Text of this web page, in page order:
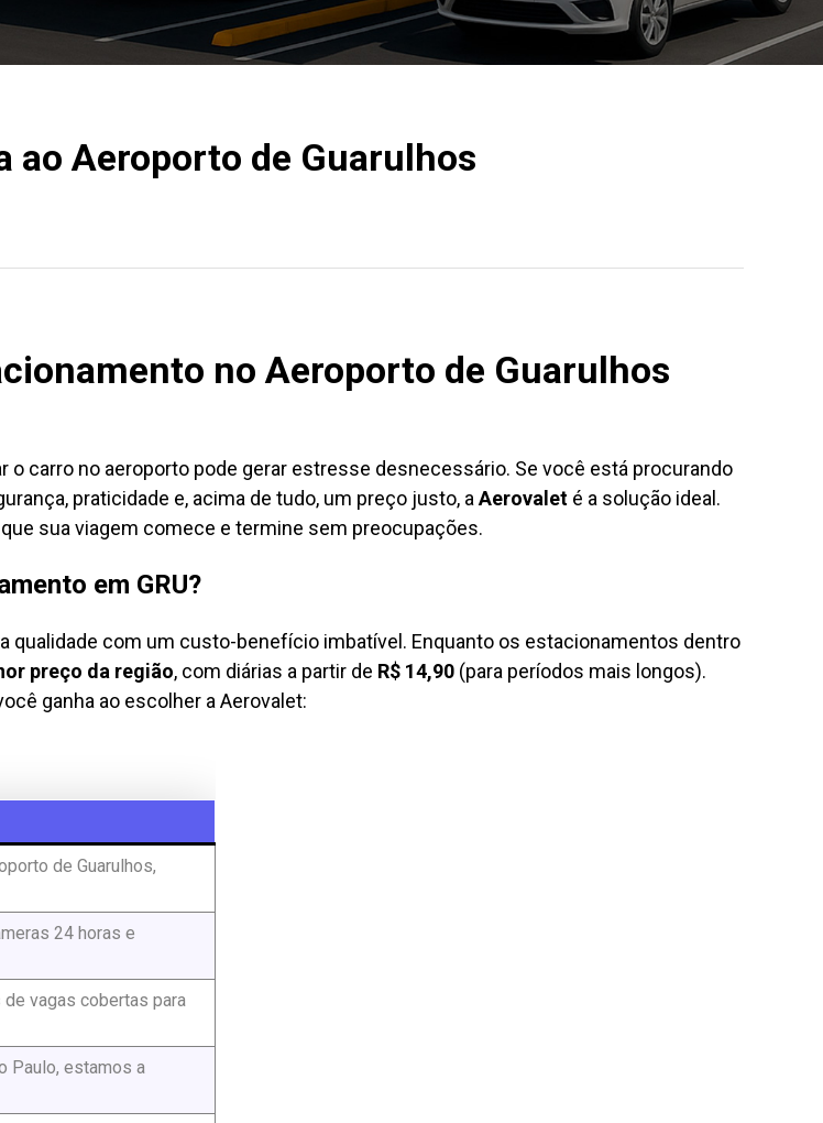
ao Aeroporto de Guarulhos
no Aeroporto de Guarulhos
carro no aeroporto pode gerar estresse desnecessário. Se você está procurando
praticidade e, acima de tudo, um preço justo, a Aerovalet é a solução ideal.
sua viagem comece e termine sem preocupações.
em GRU?
qualidade com um custo-benefício imbatível. Enquanto os estacionamentos dentro
preço da região, com diárias a partir de R$ 14,90 (para períodos mais longos).
ganha ao escolher a Aerovalet:
de Guarulhos,
24 horas e
vagas cobertas para
Paulo, estamos a